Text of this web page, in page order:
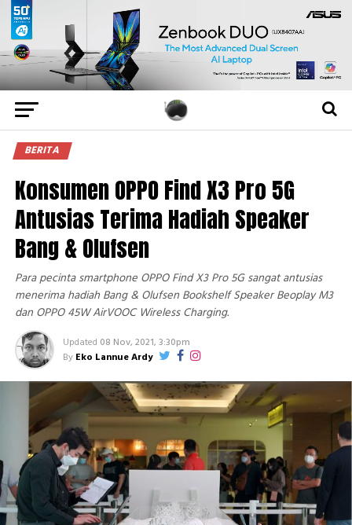
BERITA
Konsumen OPPO Find X3 Pro 5G
Antusias Terima Hadiah Speaker
Bang & Olufsen
Para pecinta smartphone OPPO Find X3 Pro 5G sangat antusias
menerima hadiah Bang & Olufsen Bookshelf Speaker Beoplay M3
dan OPPO 45W AirVOOC Wireless Charging.
Updated 08 Nov, 2021, 3:30pm
By Eko Lannue Ardy